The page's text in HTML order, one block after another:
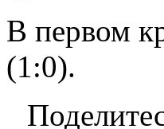
В первом
(1:0).